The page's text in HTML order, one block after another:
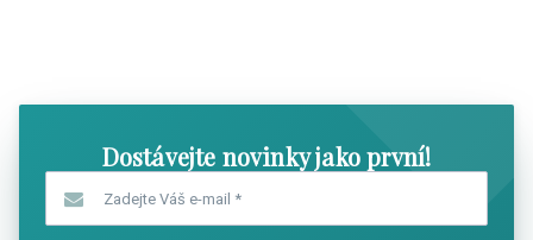
Dostávejte novinky jako první!